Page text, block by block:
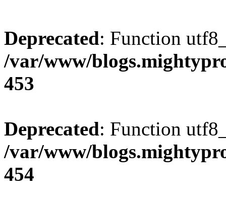
Deprecated: Function
/var/www/
453
Deprecated: Function
/var/www/
454